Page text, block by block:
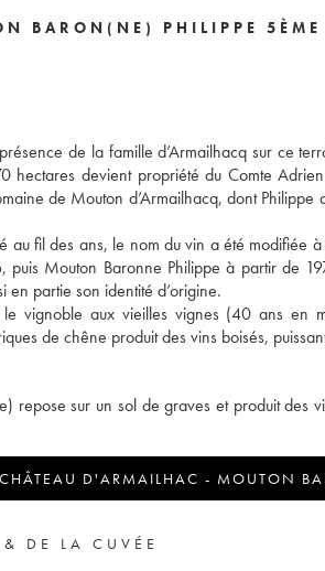
BARON(NE) PHILIPPE 5ÈME
de la famille d’Armailhacq sur ce
devient propriété du Comte
de Mouton d’Armailhacq, dont Philippe
au fil des ans, le nom du vin a été modifiée
Mouton Baronne Philippe à partir de
en partie son identité d’origine.
vignoble aux vieilles vignes (40 ans en
de chêne produit des vins boisés,
repose sur un sol de graves et produit des
D'ARMAILHAC - MOUTON
DE LA CUVÉE